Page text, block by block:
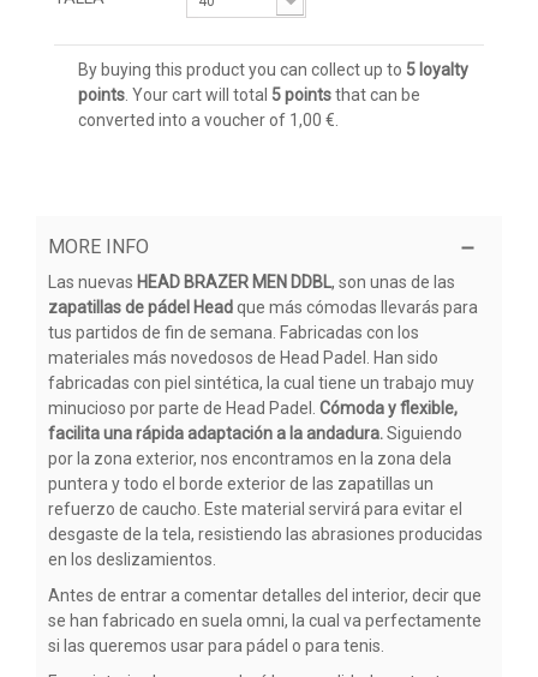
By buying this product you can collect up to 5 loyalty
points . Your cart will total 5pointsthat can be
converted into a voucher of 1,00 €
MORE INFO
Las nuevas HEAD BRAZER MEN DDBL, son unas de las
zapatillas de pádel Headque más cómodas llevarás para
tus partidos de fin de semana. Fabricadas con los
materiales más novedosos de Head Padel. Han sido
fabricadas con piel sintética, la cual tiene un trabajo muy
minucioso por parte de Head Padel. Cómoda y flexible,
facilita una rápida adaptación a la andadura.Siguiendo
por la zona exterior, nos encontramos en la zona dela
puntera y todo el borde exterior de las zapatillas un
refuerzo de caucho. Este material servirá para evitar el
desgaste de la tela, resistiendo las abrasiones producidas
en los deslizamientos.
Antes de entrar a comentar detalles del interior, decir que
se han fabricado en suela omni, la cual va perfectamente
si las queremos usar para pádel o para tenis.